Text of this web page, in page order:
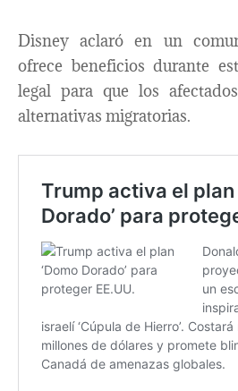
Disney aclaró en un
ofrece beneficios durante
legal para que los
alternativas migratorias.